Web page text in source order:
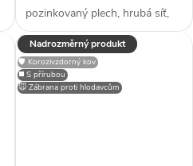
pozinkovaný plech, hrubá síť,
efektivní plocha sef 0,455 m²,
snadno přizpůsobitelné díky
možnosti lakování RAL, zakryje
stavební otvory, užívané...
Nadrozměrný produkt
◼️ S přírubou
🛡️ Korozivzdorný kov
🐭 Zábrana proti hlodavcům